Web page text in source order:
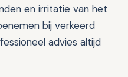
en irritatie van het
bij verkeerd
advies altijd